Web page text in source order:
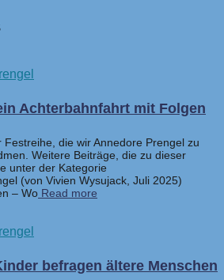
Achterbahnfahrt mit Folgen
die wir Annedore Prengel zu
Weitere Beiträge, die zu dieser
unter der Kategorie
(von Vivien Wysujack, Juli 2025)
– Wo Read more
befragen ältere Menschen